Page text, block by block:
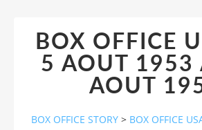
BOX OFFICE
5 AOUT 1953
AOUT
BOX OFFICE STORY > BOX OFFICE